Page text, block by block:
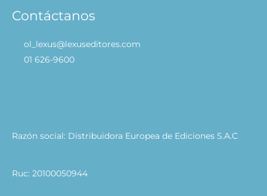
Contáctanos
ol_lexus@lexuseditores.com
01 626-9600
Razón social: Distribuidora Europea de Ediciones S.A.C
Ruc: 20100050944